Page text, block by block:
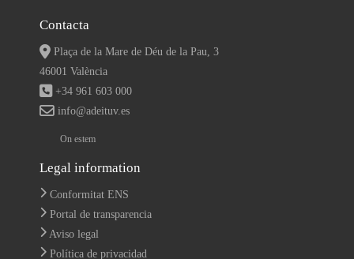
Contacta
Plaça de la Mare de Déu de la Pau, 3
46001 València
+34 961 603 000
info@adeituv.es
On estem
Legal information
Conformitat ENS
Portal de transparencia
Aviso legal
Política de privacidad